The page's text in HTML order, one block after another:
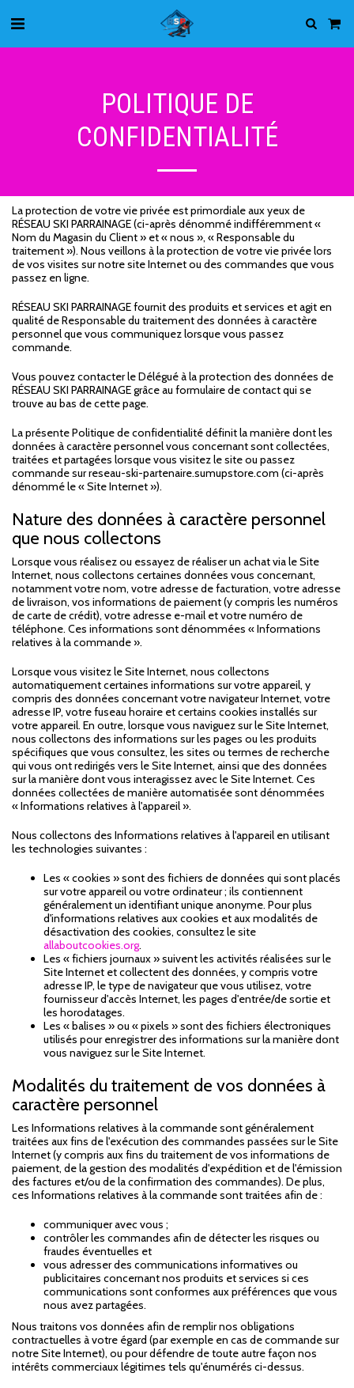
POLITIQUE DE
CONFIDENTIALITÉ
La protection de votre vie privée est primordiale aux yeux de
RÉSEAU SKI PARRAINAGE (ci-après dénommé indifféremment «
Nom du Magasin du Client » et « nous », « Responsable du
traitement »). Nous veillons à la protection de votre vie privée lors
de vos visites sur notre site Internet ou des commandes que vous
passez en ligne.
RÉSEAU SKI PARRAINAGE fournit des produits et services et agit en
qualité de Responsable du traitement des données à caractère
personnel que vous communiquez lorsque vous passez
commande.
Vous pouvez contacter le Délégué à la protection des données de
RÉSEAU SKI PARRAINAGE grâce au formulaire de contact qui se
trouve au bas de cette page.
La présente Politique de confidentialité définit la manière dont les
données à caractère personnel vous concernant sont collectées,
traitées et partagées lorsque vous visitez le site ou passez
commande sur reseau-ski-partenaire.sumupstore.com (ci-après
dénommé le « Site Internet »).
Nature des données à caractère personnel
que nous collectons
Lorsque vous réalisez ou essayez de réaliser un achat via le Site
Internet, nous collectons certaines données vous concernant,
notamment votre nom, votre adresse de facturation, votre adresse
de livraison, vos informations de paiement (y compris les numéros
de carte de crédit), votre adresse e-mail et votre numéro de
téléphone. Ces informations sont dénommées « Informations
relatives à la commande ».
Lorsque vous visitez le Site Internet, nous collectons
automatiquement certaines informations sur votre appareil, y
compris des données concernant votre navigateur Internet, votre
adresse IP, votre fuseau horaire et certains cookies installés sur
votre appareil. En outre, lorsque vous naviguez sur le Site Internet,
nous collectons des informations sur les pages ou les produits
spécifiques que vous consultez, les sites ou termes de recherche
qui vous ont redirigés vers le Site Internet, ainsi que des données
sur la manière dont vous interagissez avec le Site Internet. Ces
données collectées de manière automatisée sont dénommées
« Informations relatives à l'appareil ».
Nous collectons des Informations relatives à l'appareil en utilisant
les technologies suivantes :
Les « cookies » sont des fichiers de données qui sont placés
sur votre appareil ou votre ordinateur ; ils contiennent
généralement un identifiant unique anonyme. Pour plus
d'informations relatives aux cookies et aux modalités de
désactivation des cookies, consultez le site
allaboutcookies.org.
Les « fichiers journaux » suivent les activités réalisées sur le
Site Internet et collectent des données, y compris votre
adresse IP, le type de navigateur que vous utilisez, votre
fournisseur d'accès Internet, les pages d'entrée/de sortie et
les horodatages.
Les « balises » ou « pixels » sont des fichiers électroniques
utilisés pour enregistrer des informations sur la manière dont
vous naviguez sur le Site Internet.
Modalités du traitement de vos données à
caractère personnel
Les Informations relatives à la commande sont généralement
traitées aux fins de l'exécution des commandes passées sur le Site
Internet (y compris aux fins du traitement de vos informations de
paiement, de la gestion des modalités d'expédition et de l'émission
des factures et/ou de la confirmation des commandes). De plus,
ces Informations relatives à la commande sont traitées afin de :
communiquer avec vous ;
contrôler les commandes afin de détecter les risques ou
fraudes éventuelles et
vous adresser des communications informatives ou
publicitaires concernant nos produits et services si ces
communications sont conformes aux préférences que vous
nous avez partagées.
Nous traitons vos données afin de remplir nos obligations
contractuelles à votre égard (par exemple en cas de commande sur
notre Site Internet), ou pour défendre de toute autre façon nos
intérêts commerciaux légitimes tels qu'énumérés ci-dessus.